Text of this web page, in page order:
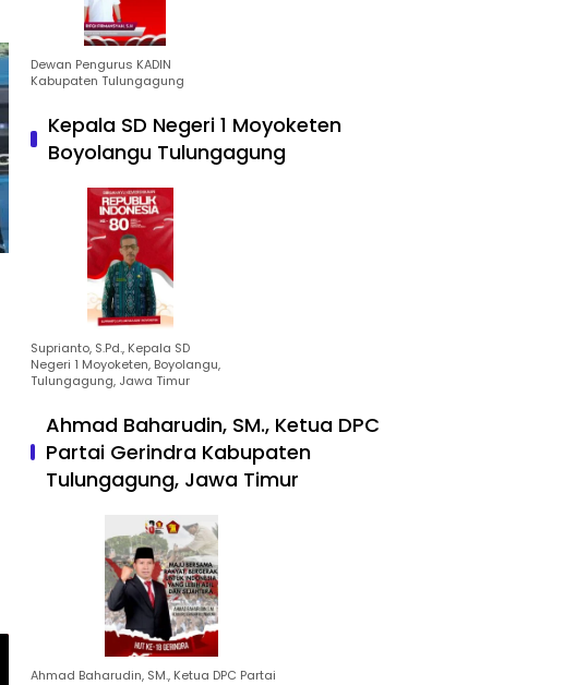
Dewan Pengurus KADIN
Kabupaten Tulungagung
Kepala SD Negeri 1 Moyoketen
Boyolangu Tulungagung
Suprianto, S.Pd., Kepala SD
Negeri 1 Moyoketen, Boyolangu,
Tulungagung, Jawa Timur
Ahmad Baharudin, SM., Ketua DPC
Partai Gerindra Kabupaten
Tulungagung, Jawa Timur
Ahmad Baharudin, SM., Ketua DPC Partai